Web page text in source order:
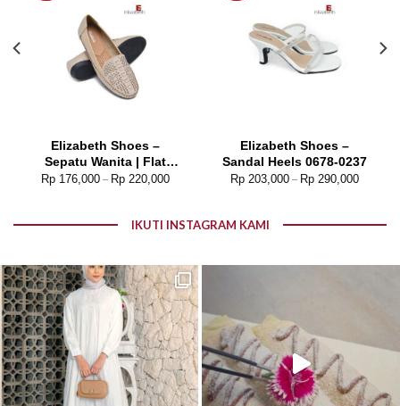
Elizabeth Shoes –
Sepatu Wanita | Flat
Laser Cut 0491-0091
Rp176,000– Rp220,000
Elizabeth Shoes –
Sandal Heels 0678-0237
Rp 203,000 – Rp 290,000
IKUTI INSTAGRAM KAMI